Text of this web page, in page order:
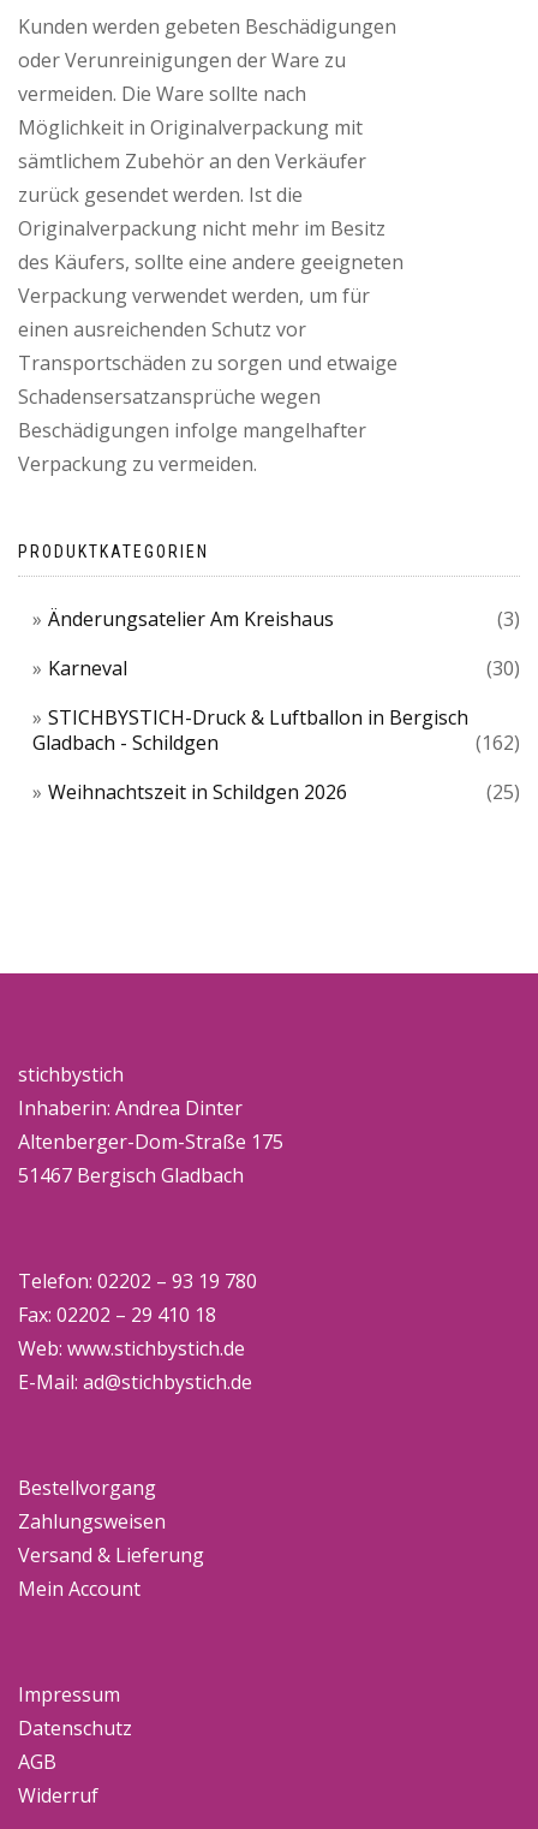
Kunden werden gebeten Beschädigungen
oder Verunreinigungen der Ware zu
vermeiden. Die Ware sollte nach
Möglichkeit in Originalverpackung mit
sämtlichem Zubehör an den Verkäufer
zurück gesendet werden. Ist die
Originalverpackung nicht mehr im Besitz
des Käufers, sollte eine andere geeigneten
Verpackung verwendet werden, um für
einen ausreichenden Schutz vor
Transportschäden zu sorgen und etwaige
Schadensersatzansprüche wegen
Beschädigungen infolge mangelhafter
Verpackung zu vermeiden.
PRODUKTKATEGORIEN
Änderungsatelier Am Kreishaus
(3)
Karneval
(30)
STICHBYSTICH-Druck & Luftballon in Bergisch
Gladbach - Schildgen
(162)
Weihnachtszeit in Schildgen 2026
(25)
stichbystich
Inhaberin: Andrea Dinter
Altenberger-Dom-Straße 175
51467 Bergisch Gladbach
Telefon: 02202 – 93 19 780
Fax: 02202 – 29 410 18
Web: www.stichbystich.de
E-Mail: ad@stichbystich.de
Bestellvorgang
Zahlungsweisen
Versand & Lieferung
Mein Account
Impressum
Datenschutz
AGB
Widerruf